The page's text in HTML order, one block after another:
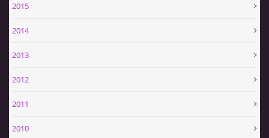
2015
2014
2013
2012
2011
2010